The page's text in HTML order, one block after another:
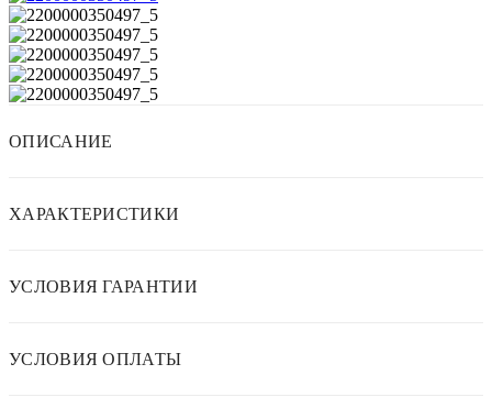
ОПИСАНИЕ
ХАРАКТЕРИСТИКИ
УСЛОВИЯ ГАРАНТИИ
УСЛОВИЯ ОПЛАТЫ